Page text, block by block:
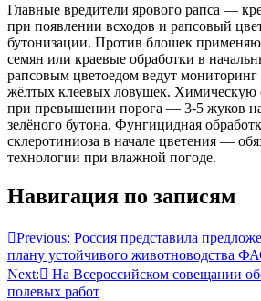
Главные вредители ярового рапса —
при появлении всходов и рапсовый
бутонизации. Против блошек
семян или краевые обработки в
рапсовым цветоедом ведут
жёлтых клеевых ловушек. Химическую
при превышении порога — 3-5 жуков на
зелёного бутона. Фунгицидная
склеротиниоза в начале цветения —
технологии при влажной погоде.
Навигация по записям
Previous: Россия представила
плану устойчивого животноводства
Next:
На Всероссийском совещании
полевых работ